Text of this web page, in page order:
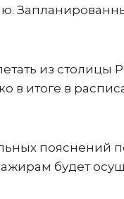
из столицы
в итоге в
пояснений
будет